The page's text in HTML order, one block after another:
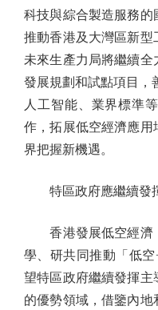
科技與綜合製造服務
推動香港及大灣區新型
未來生產力局將繼續
發展規劃和試點項目，
人工智能、業界標準
作，拓展低空經濟應用
界把握新機遇。
特區政府應繼續發
香港發展低空經濟，
學、研共同推動「低
望特區政府繼續發揮主
的優勢領域，借鑒內